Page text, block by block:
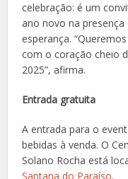
celebração: é um
ano novo na presença
esperança.
com o coração cheio
2025”, afirma.
Entrada gratuita
A entrada para o
bebidas à venda. O
Solano Rocha está
Santana do Paraíso.